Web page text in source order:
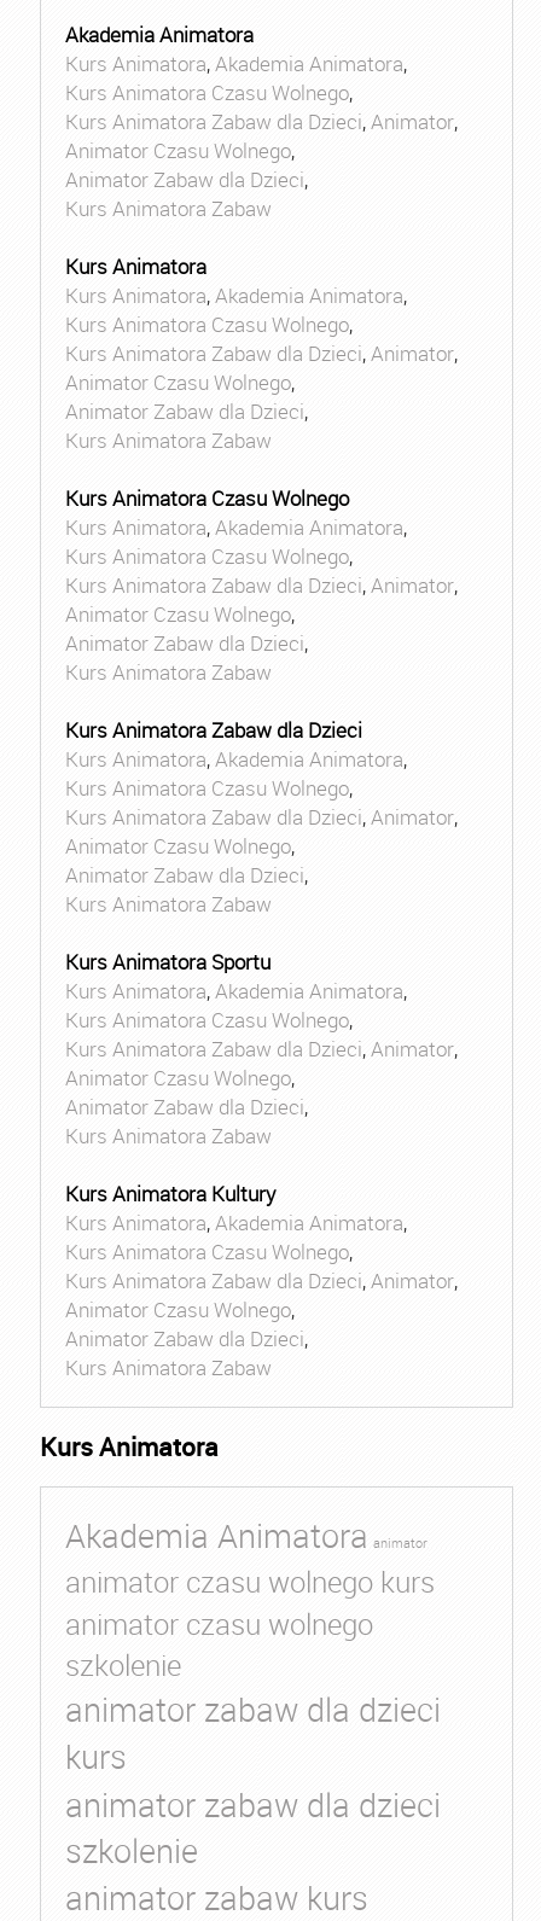
Akademia Animatora
Kurs Animatora,Akademia Animatora,
Kurs Animatora Czasu Wolnego,
Kurs Animatora Zabaw dla Dzieci,Animator,
Animator Czasu Wolnego,
Animator Zabaw dla Dzieci,
Kurs Animatora Zabaw
Kurs Animatora
Kurs Animatora,Akademia Animatora,
Kurs Animatora Czasu Wolnego,
Kurs Animatora Zabaw dla Dzieci,Animator,
Animator Czasu Wolnego,
Animator Zabaw dla Dzieci,
Kurs Animatora Zabaw
Kurs Animatora Czasu Wolnego
Kurs Animatora,Akademia Animatora,
Kurs Animatora Czasu Wolnego,
Kurs Animatora Zabaw dla Dzieci,Animator,
Animator Czasu Wolnego,
Animator Zabaw dla Dzieci,
Kurs Animatora Zabaw
Kurs Animatora Zabaw dla Dzieci
Kurs Animatora,Akademia Animatora,
Kurs Animatora Czasu Wolnego,
Kurs Animatora Zabaw dla Dzieci,Animator,
Animator Czasu Wolnego,
Animator Zabaw dla Dzieci,
Kurs Animatora Zabaw
Kurs Animatora Sportu
Kurs Animatora,Akademia Animatora,
Kurs Animatora Czasu Wolnego,
Kurs Animatora Zabaw dla Dzieci,Animator,
Animator Czasu Wolnego,
Animator Zabaw dla Dzieci,
Kurs Animatora Zabaw
Kurs Animatora Kultury
Kurs Animatora,Akademia Animatora,
Kurs Animatora Czasu Wolnego,
Kurs Animatora Zabaw dla Dzieci,Animator,
Animator Czasu Wolnego,
Animator Zabaw dla Dzieci,
Kurs Animatora Zabaw
Kurs Animatora
Akademia Animatora animator
animator czasu wolnego kurs
animator czasu wolnego
szkolenie
animator zabaw dla dzieci
kurs
animator zabaw dla dzieci
szkolenie
animator zabaw kurs